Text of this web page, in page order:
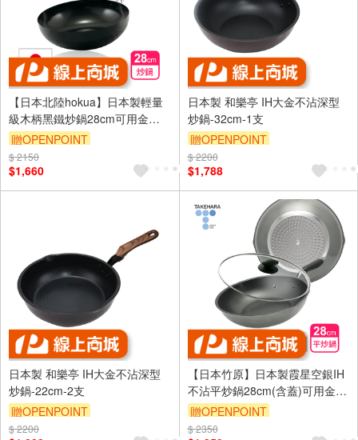
【日本北陸hokua】日本製輕量
級木柄黑鐵炒鍋28cm可用金屬
鏟/IH可用鍋
贈OPENPOINT
訂單滿 2000 元折抵 100元
（運費不算在 2000 元的範圍
內）
$ 2150
$1,660
日本製 和樂亭 IH大金不沾深型
炒鍋-32cm-1支
贈OPENPOINT
$ 2200
$1,788
日本製 和樂亭 IH大金不沾深型
炒鍋-22cm-2支
贈OPENPOINT
$ 2200
【日本竹原】日本製霞星空銀IH
不沾平炒鍋28cm(含蓋)可用金屬
鏟/不挑爐具
贈OPENPOINT
訂單滿 2000 元折抵 100元
$ 2350